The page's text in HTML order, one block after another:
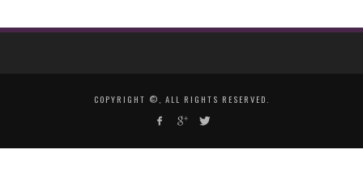
COPYRIGHT ©, ALL RIGHTS RESERVED.